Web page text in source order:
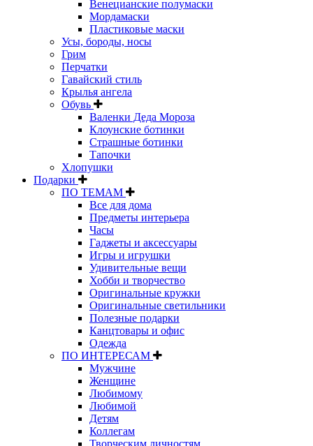
Венецианские полумаски
Мордамаски
Пластиковые маски
Усы, бороды, носы
Грим
Перчатки
Гавайский стиль
Крылья ангела
Обувь
Валенки Деда Мороза
Клоунские ботинки
Страшные ботинки
Тапочки
Хлопушки
Подарки
ПО ТЕМАМ
Все для дома
Предметы интерьера
Часы
Гаджеты и аксессуары
Игры и игрушки
Удивительные вещи
Хобби и творчество
Оригинальные кружки
Оригинальные светильники
Полезные подарки
Канцтовары и офис
Одежда
ПО ИНТЕРЕСАМ
Мужчине
Женщине
Любимому
Любимой
Детям
Коллегам
Творческим личностям